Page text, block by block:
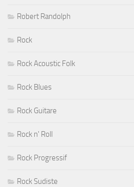
Robert Randolph
Rock
Rock Acoustic Folk
Rock Blues
Rock Guitare
Rock n' Roll
Rock Progressif
Rock Sudiste